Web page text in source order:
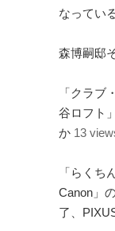
なってい
森博嗣邸
「クラブ
谷ロフト
か 13
「らくち
Canon」
了、